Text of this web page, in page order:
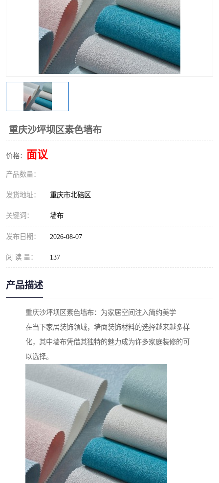
重庆沙坪坝区素色墙布
价格： 面议
产品数量：
发货地址： 重庆市北碚区
关键词： 墙布
发布日期： 2026-08-07
阅 读 量： 137
产品描述
重庆沙坪坝区素色墙布：为家居空间注入简约美学
在当下家居装饰领域，墙面装饰材料的选择越来越多样
化，其中墙布凭借其独特的魅力成为许多家庭装修的可
以选择。